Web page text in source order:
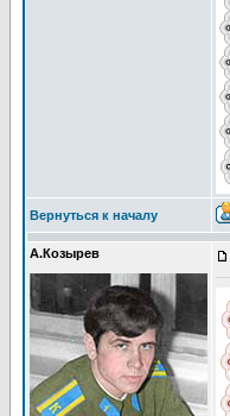
Вернуться к началу
А.Козырев